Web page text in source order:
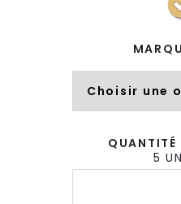
5
quantité